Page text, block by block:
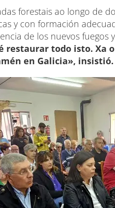
forestais ao longo de
y con formación
de los nuevos fuegos
restaurar todo isto. Xa
en Galicia», insistió.